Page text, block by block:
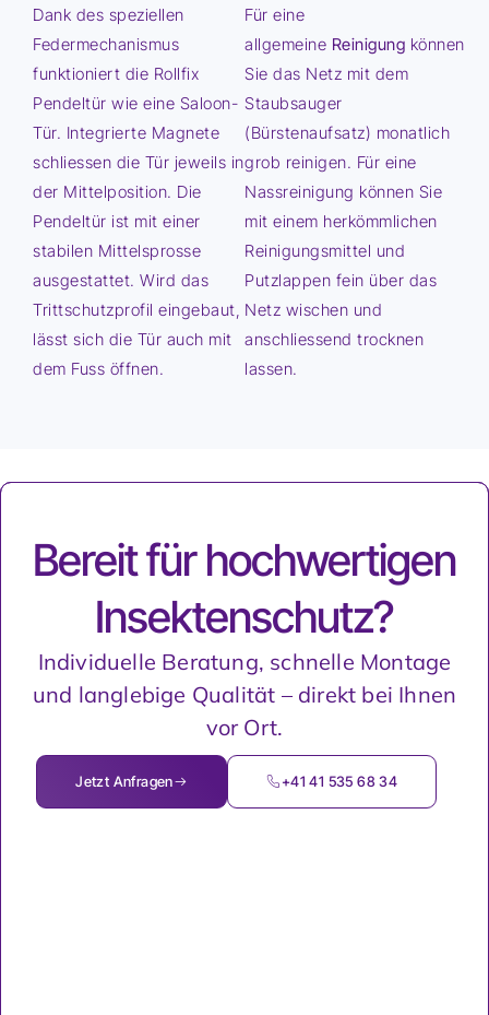
Dank des speziellen
Federmechanismus
funktioniert die Rollfix
Pendeltür wie eine Saloon-
Tür. Integrierte Magnete
schliessen die Tür jeweils in
der Mittelposition. Die
Pendeltür ist mit einer
stabilen Mittelsprosse
ausgestattet. Wird das
Trittschutzprofil eingebaut,
lässt sich die Tür auch mit
dem Fuss öffnen.
Für eine
allgemeine Reinigung können
Sie das Netz mit dem
Staubsauger
(Bürstenaufsatz) monatlich
grob reinigen. Für eine
Nassreinigung können Sie
mit einem herkömmlichen
Reinigungsmittel und
Putzlappen fein über das
Netz wischen und
anschliessend trocknen
lassen.
Bereit für hochwertigen
Insektenschutz?
Individuelle Beratung, schnelle Montage
und langlebige Qualität – direkt bei Ihnen
vor Ort.
Jetzt Anfragen +41 41 535 68 34